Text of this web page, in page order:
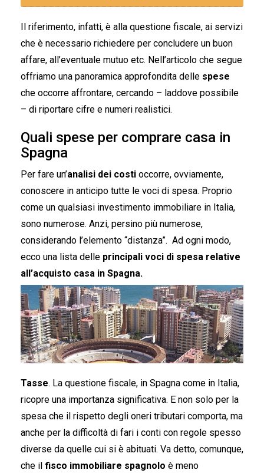
Il riferimento, infatti, è alla questione fiscale, ai servizi
che è necessario richiedere per concludere un buon
affare, all’eventuale mutuo etc. Nell’articolo che segue
offriamo una panoramica approfondita delle spese
che occorre affrontare, cercando – laddove possibile
– di riportare cifre e numeri realistici.
Quali spese per comprare casa in
Spagna
Per fare un’analisi dei costi occorre, ovviamente,
conoscere in anticipo tutte le voci di spesa. Proprio
come un qualsiasi investimento immobiliare in Italia,
sono numerose. Anzi, persino più numerose,
considerando l’elemento “distanza”. Ad ogni modo,
ecco una lista delle principali voci di spesa relative
all’acquisto casa in Spagna.
Tasse. La questione fiscale, in Spagna come in Italia,
ricopre una importanza significativa. E non solo per la
spesa che il rispetto degli oneri tributari comporta, ma
anche per la difficoltà di fari i conti con regole spesso
diverse da quelle cui si è abituati. Va detto, comunque,
che il fisco immobiliare spagnolo è meno